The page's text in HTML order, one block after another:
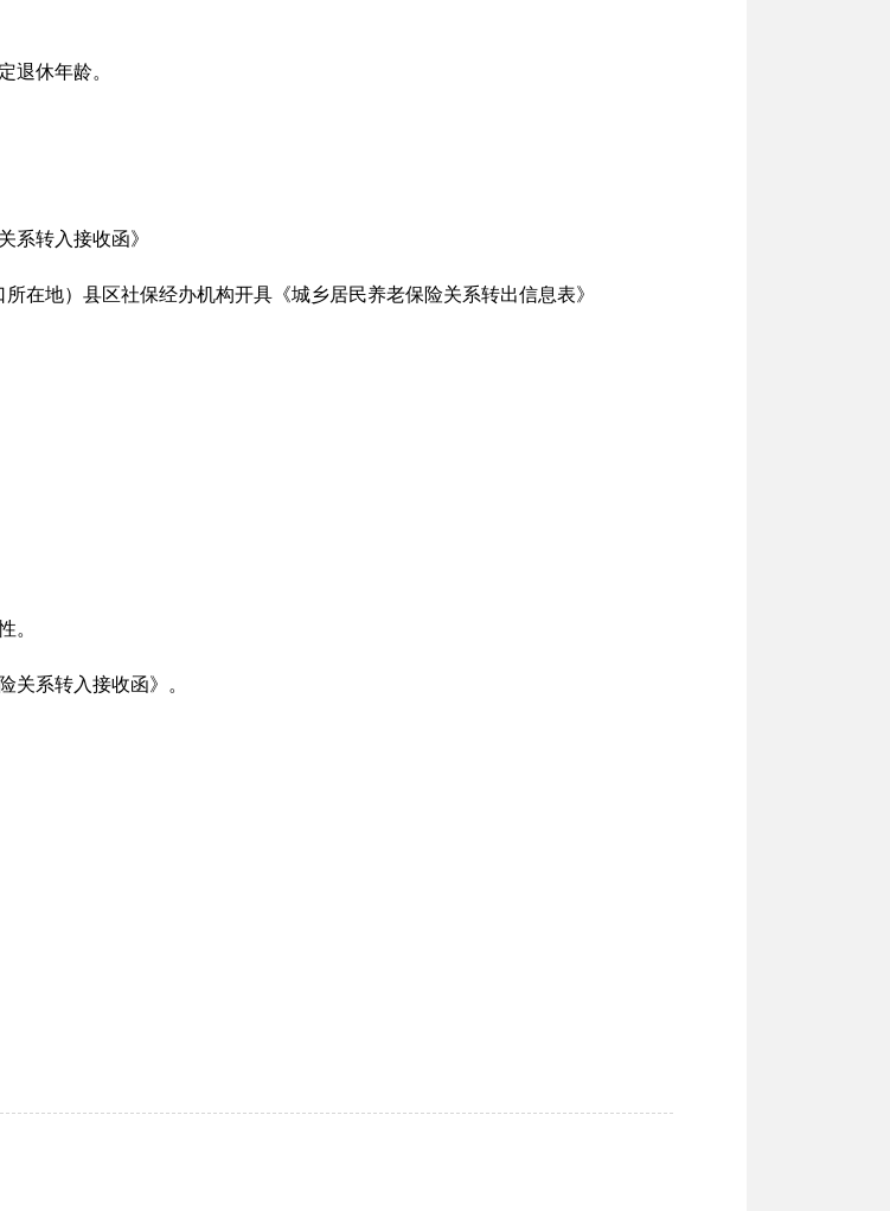
退休年龄。
系转入接收函》
在地）县区社保经办机构开具《城乡居民养老保险关系转出信息表》
。
关系转入接收函》。